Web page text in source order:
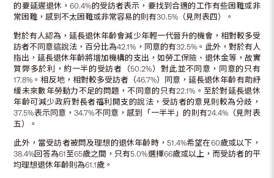
的要延遲退休，60.4%的受訪者表示，要找到合適的工作有些困難或非
常困難，感到不太困難或非常容易的則有30.5%（見附表四）。
對於有人認為，延長退休年齡會減少年輕一代晉升的機會，相對較多受
訪者不同意這說法，百分比為42.1%，同意的有32.5%。此外，對於有人
指出，延長退休年齡將增加機構的支出，如勞工保險、退休金等，故實
質弊多於利，約一半的受訪者（50.2%）對此並不同意，同意的只有
17.8%。相反地，相對較多受訪者（46.7%）同意，延長退休年齡有助紓
緩未來數年勞動力不足的問題，不同意的只有22.1%。至於對延長退休
年齡可減少政府對長者福利開支的說法，受訪者的意見則較為分歧，
37.5%表示同意，34.7%不同意，感到「一半半」的則有24.4%（見附表
五）。
此外，當受訪者被問及理想的退休年齡時，51.4%希望在60歲或以下，
38.4%回答為61至65歲之間，只有5.0%選擇66歲或以上，而受訪者的平
均理想退休年齡則為61.1歲。